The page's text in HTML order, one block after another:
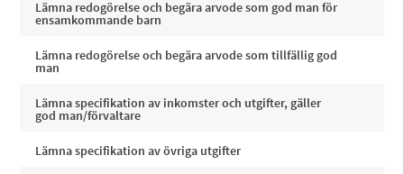
Lämna redogörelse och begära arvode som god man för
ensamkommande barn
Lämna redogörelse och begära arvode som tillfällig god
man
Lämna specifikation av inkomster och utgifter, gäller
god man/förvaltare
Lämna specifikation av övriga utgifter